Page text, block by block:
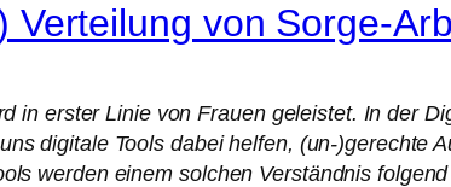
Verteilung von Sorge-
in erster Linie von Frauen geleistet. In der
digitale Tools dabei helfen, (un-)gerechte
werden einem solchen Verständnis